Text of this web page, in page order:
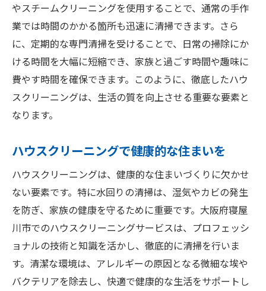
やスチームクリーニングを使用することで、通常の手作
業では時間のかかる箇所も迅速に清掃できます。さら
に、定期的な専門清掃を受けることで、日常の掃除にか
ける時間を大幅に短縮でき、家族と過ごす時間や趣味に
費やす時間を確保できます。このように、徹底したハウ
スクリーニングは、生活の質を向上させる重要な要素と
なります。
ハウスクリーニングで健康的な住まいを
ハウスクリーニングは、健康的な住まいづくりに欠かせ
ない要素です。特に水回りの清掃は、湿気やカビの発生
を防ぎ、家族の健康を守るために重要です。大阪府寝屋
川市でのハウスクリーニングサービスは、プロフェッシ
ョナルの技術と知識を活かし、徹底的に清掃を行いま
す。清潔な環境は、アレルギーの原因となる微細な埃や
バクテリアを除去し、快適で健康的な生活をサポートし